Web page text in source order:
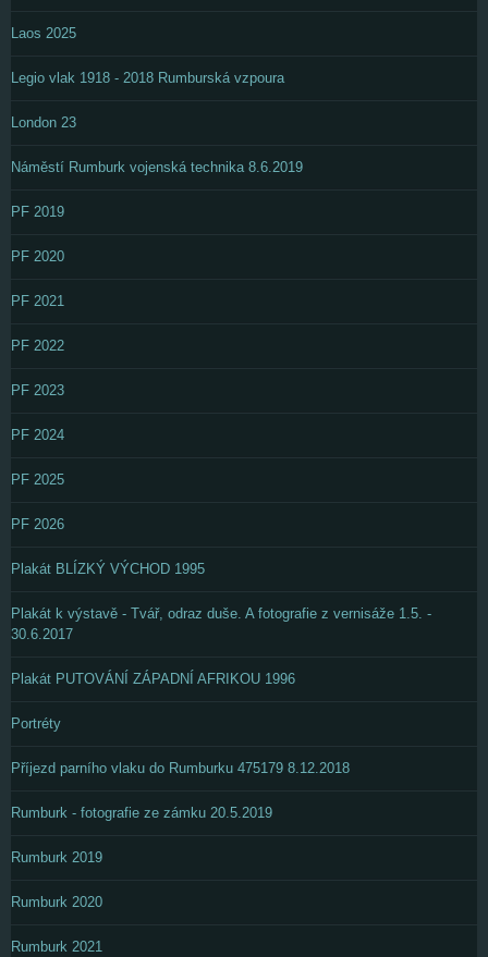
Laos 2025
Legio vlak 1918 - 2018 Rumburská vzpoura
London 23
Náměstí Rumburk vojenská technika 8.6.2019
PF 2019
PF 2020
PF 2021
PF 2022
PF 2023
PF 2024
PF 2025
PF 2026
Plakát BLÍZKÝ VÝCHOD 1995
Plakát k výstavě - Tvář, odraz duše. A fotografie z vernisáže 1.5. -
30.6.2017
Plakát PUTOVÁNÍ ZÁPADNÍ AFRIKOU 1996
Portréty
Příjezd parního vlaku do Rumburku 475179 8.12.2018
Rumburk - fotografie ze zámku 20.5.2019
Rumburk 2019
Rumburk 2020
Rumburk 2021